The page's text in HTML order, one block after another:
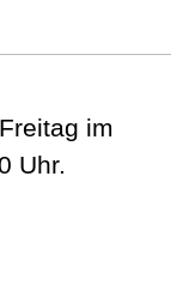
im
Uhr.